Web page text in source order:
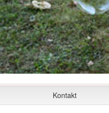
Kontakt